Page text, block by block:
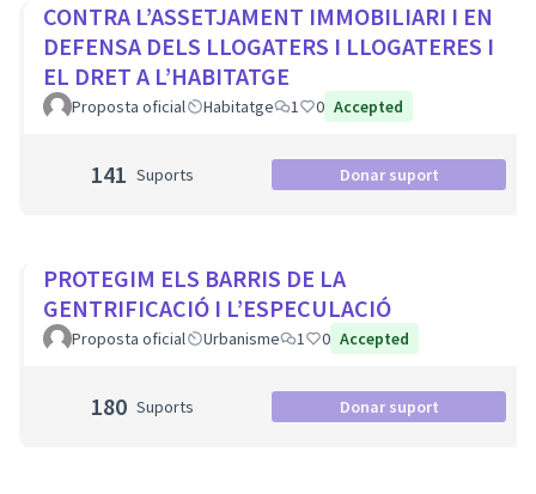
CONTRA L’ASSETJAMENT IMMOBILIARI I EN
DEFENSA DELS LLOGATERS I LLOGATERES I
EL DRET A L’HABITATGE
Proposta oficial Habitatge 1 0 Accepted
141 Suports Donar suport
PROTEGIM ELS BARRIS DE LA
GENTRIFICACIÓ I L’ESPECULACIÓ
Proposta oficial Urbanisme 1 0 Accepted
180 Suports Donar suport